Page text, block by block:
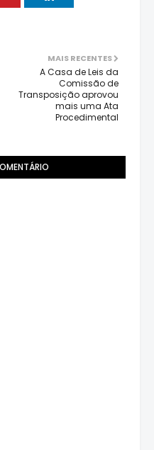
MAIS RECENTES
A Casa de Leis da
Comissão de
Transposição aprovou
mais uma Ata
Procedimental